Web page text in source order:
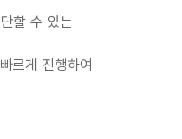
할 수 있는
르게 진행하여